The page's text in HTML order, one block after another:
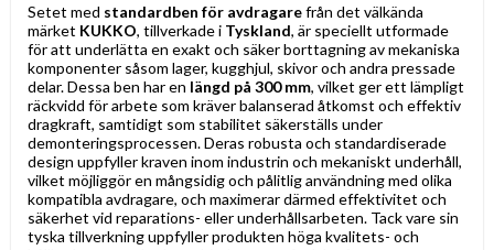
Setet med standardben för avdragarefrån det välkända
märket KUKKO, tillverkade i Tyskland, är speciellt utformade
för att underlätta en exakt och säker borttagning av mekaniska
komponenter såsom lager, kugghjul, skivor och andra pressade
delar. Dessa ben har en längd på 300 mm, vilket ger ett lämpligt
räckvidd för arbete som kräver balanserad åtkomst och effektiv
dragkraft, samtidigt som stabilitet säkerställs under
demonteringsprocessen. Deras robusta och standardiserade
design uppfyller kraven inom industrin och mekaniskt underhåll,
vilket möjliggör en mångsidig och pålitlig användning med olika
kompatibla avdragare, och maximerar därmed effektivitet och
säkerhet vid reparations- eller underhållsarbeten. Tack vare sin
tyska tillverkning uppfyller produkten höga kvalitets- och